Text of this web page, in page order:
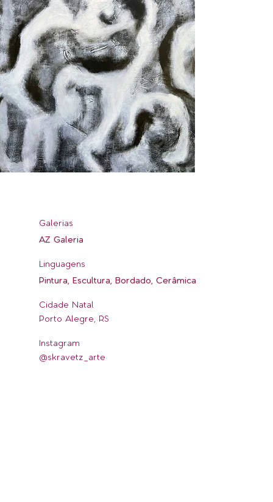
Galerias
AZ Galeria
Linguagens
Pintura, Escultura, Bordado, Cerâmica
Cidade Natal
Porto Alegre, RS
Instagram
@skravetz_arte